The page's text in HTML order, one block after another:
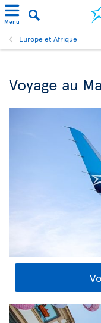
Menu
Europe et Afrique
Voyage au